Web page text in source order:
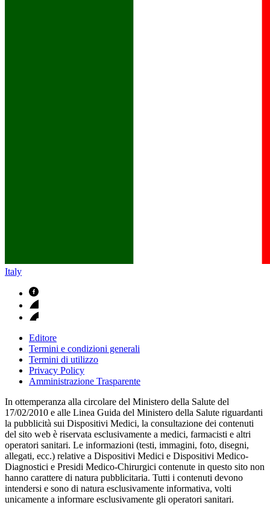
Italy
Editore
Termini e condizioni generali
Termini di utilizzo
Privacy Policy
Amministrazione Trasparente
In ottemperanza alla circolare del Ministero della Salute del
17/02/2010 e alle Linea Guida del Ministero della Salute riguardanti
la pubblicità sui Dispositivi Medici, la consultazione dei contenuti
del sito web è riservata esclusivamente a medici, farmacisti e altri
operatori sanitari. Le informazioni (testi, immagini, foto, disegni,
allegati, ecc.) relative a Dispositivi Medici e Dispositivi Medico-
Diagnostici e Presidi Medico-Chirurgici contenute in questo sito non
hanno carattere di natura pubblicitaria. Tutti i contenuti devono
intendersi e sono di natura esclusivamente informativa, volti
unicamente a informare esclusivamente gli operatori sanitari.